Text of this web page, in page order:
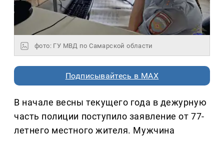
фото: ГУ МВД по Самарской области
Подписывайтесь в MAX
В начале весны текущего года в дежурную
часть полиции поступило заявление от 77-
летнего местного жителя. Мужчина